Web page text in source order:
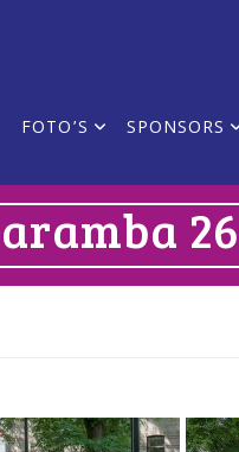
FOTO’S SPONSORS